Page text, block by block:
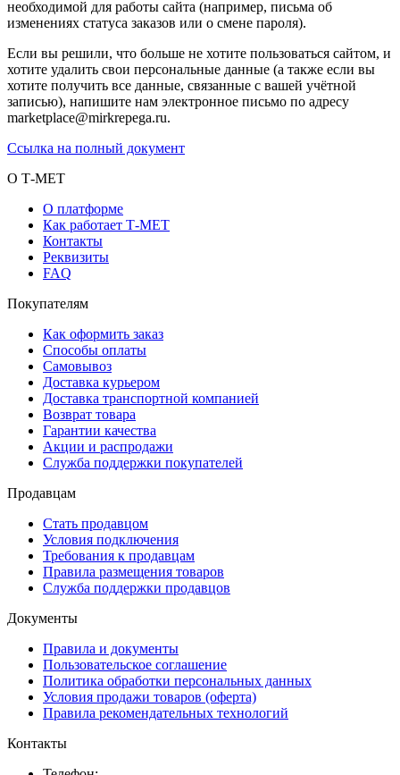
необходимой для работы сайта (например, письма об
изменениях статуса заказов или о смене пароля).
Если вы решили, что больше не хотите пользоваться сайтом, и
хотите удалить свои персональные данные (а также если вы
хотите получить все данные, связанные с вашей учётной
записью), напишите нам электронное письмо по адресу
marketplace@mirkrepega.ru.
Ссылка на полный документ
О Т-МЕТ
О платформе
Как работает Т-МЕТ
Контакты
Реквизиты
FAQ
Покупателям
Как оформить заказ
Способы оплаты
Самовывоз
Доставка курьером
Доставка транспортной компанией
Возврат товара
Гарантии качества
Акции и распродажи
Служба поддержки покупателей
Продавцам
Стать продавцом
Условия подключения
Требования к продавцам
Правила размещения товаров
Служба поддержки продавцов
Документы
Правила и документы
Пользовательское соглашение
Политика обработки персональных данных
Условия продажи товаров (оферта)
Правила рекомендательных технологий
Контакты